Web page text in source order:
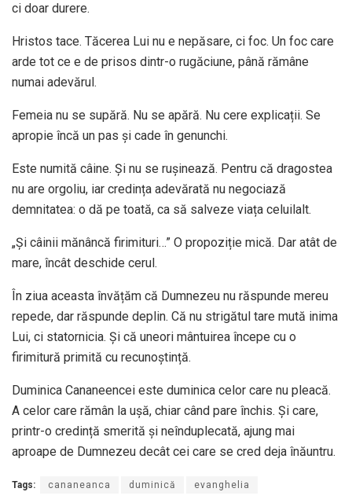
ci doar durere.
Hristos tace. Tăcerea Lui nu e nepăsare, ci foc. Un foc care
arde tot ce e de prisos dintr-o rugăciune, până rămâne
numai adevărul.
Femeia nu se supără. Nu se apără. Nu cere explicații. Se
apropie încă un pas și cade în genunchi.
Este numită câine. Și nu se rușinează. Pentru că dragostea
nu are orgoliu, iar credința adevărată nu negociază
demnitatea: o dă pe toată, ca să salveze viața celuilalt.
„Și câinii mănâncă firimituri…” O propoziție mică. Dar atât de
mare, încât deschide cerul.
În ziua aceasta învățăm că Dumnezeu nu răspunde mereu
repede, dar răspunde deplin. Că nu strigătul tare mută inima
Lui, ci statornicia. Și că uneori mântuirea începe cu o
firimitură primită cu recunoștință.
Duminica Cananeencei este duminica celor care nu pleacă.
A celor care rămân la ușă, chiar când pare închis. Și care,
printr-o credință smerită și neînduplecată, ajung mai
aproape de Dumnezeu decât cei care se cred deja înăuntru.
Tags: cananeanca duminică evanghelia